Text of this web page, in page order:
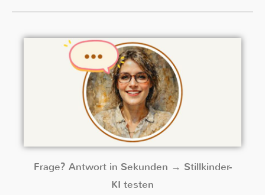
Frage? Antwort in Sekunden → Stillkinder-
KI testen